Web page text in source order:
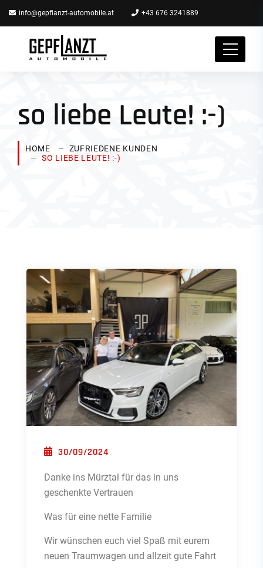
info@gepflanzt-automobile.at +43 676 3241889
so liebe Leute! :-)
HOME
ZUFRIEDENE KUNDEN
SO LIEBE LEUTE! :-)
POSTED ON
30/09/2024
Danke ins Mürztal für das in uns
geschenkte Vertrauen
Was für eine nette Familie
Wir wünschen euch viel Spaß mit eurem
neuen Traumwagen und allzeit gute Fahrt